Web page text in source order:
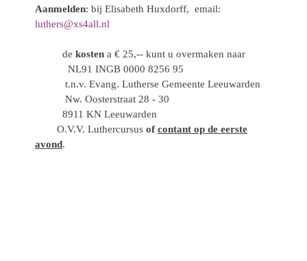
Aanmelden: bij Elisabeth Huxdorff, email:
luthers@xs4all.nl
de kosten a € 25,-- kunt u overmaken naar
NL91 INGB 0000 8256 95
t.n.v. Evang. Lutherse Gemeente Leeuwarden
Nw. Oosterstraat 28 - 30
8911 KN Leeuwarden
O.V.V. Luthercursus ofcontant op de eerste
avond.